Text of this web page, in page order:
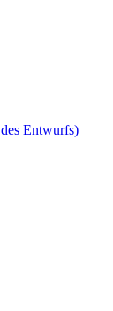
Entwurfs)